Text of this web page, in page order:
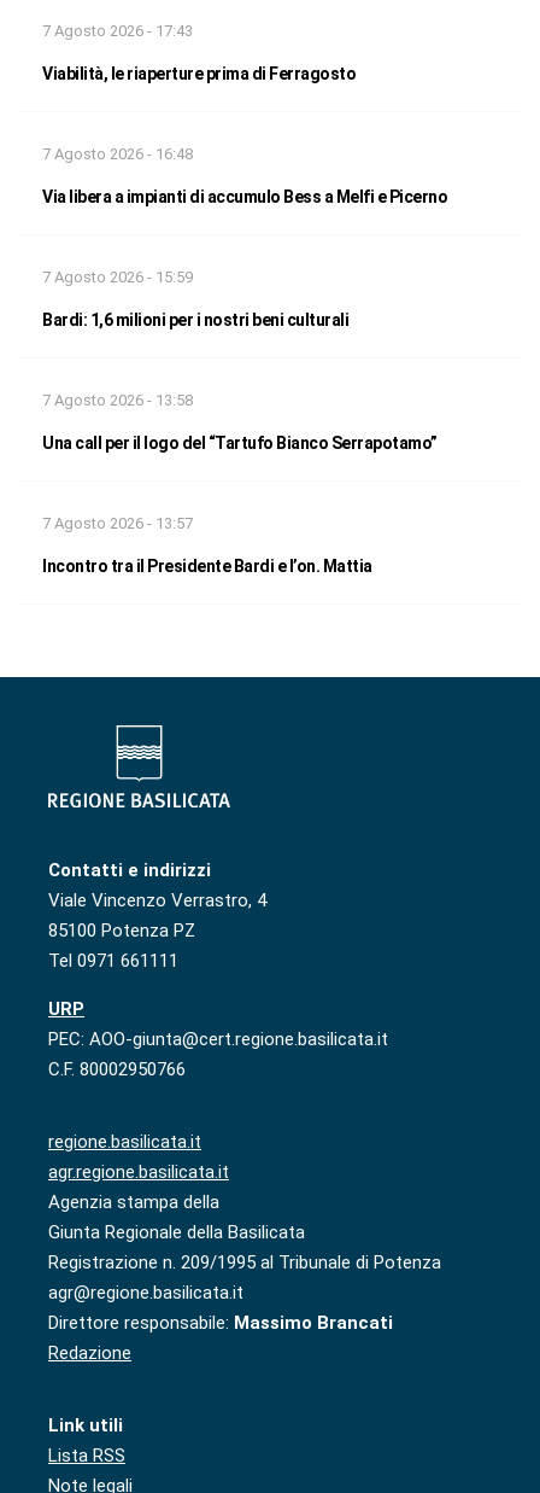
7 Agosto 2026 - 17:43
Viabilità, le riaperture prima di Ferragosto
7 Agosto 2026 - 16:48
Via libera a impianti di accumulo Bess a Melfi e Picerno
7 Agosto 2026 - 15:59
Bardi: 1,6 milioni per i nostri beni culturali
7 Agosto 2026 - 13:58
Una call per il logo del “Tartufo Bianco Serrapotamo”
7 Agosto 2026 - 13:57
Incontro tra il Presidente Bardi e l’on. Mattia
Contatti e indirizzi
Viale Vincenzo Verrastro, 4
85100 Potenza PZ
Tel 0971 661111
URP
PEC: AOO-giunta@cert.regione.basilicata.it
C.F. 80002950766
regione.basilicata.it
agr.regione.basilicata.it
Agenzia stampa della
Giunta Regionale della Basilicata
Registrazione n. 209/1995 al Tribunale di Potenza
agr@regione.basilicata.it
Direttore responsabile: Massimo Brancati
Redazione
Link utili
Lista RSS
Note legali